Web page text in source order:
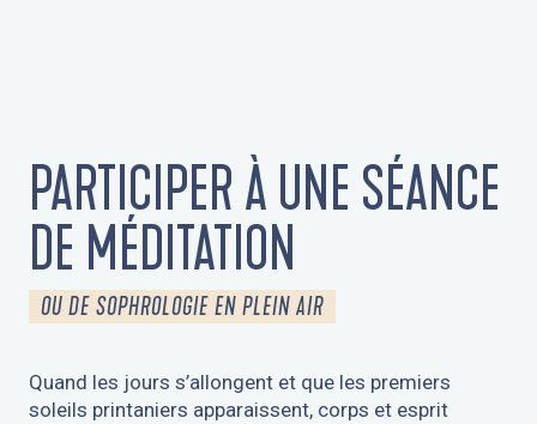
PARTICIPER À UNE SÉANCE
DE MÉDITATION
OU DE SOPHROLOGIE EN PLEIN AIR
Quand les jours s’allongent et que les premiers
soleils printaniers apparaissent, corps et esprit